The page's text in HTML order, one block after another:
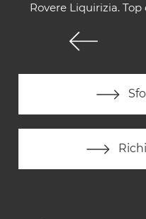
Rovere Liquirizia.